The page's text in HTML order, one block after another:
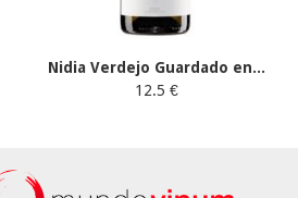
Nidia Verdejo Guardado en...
12.5 €